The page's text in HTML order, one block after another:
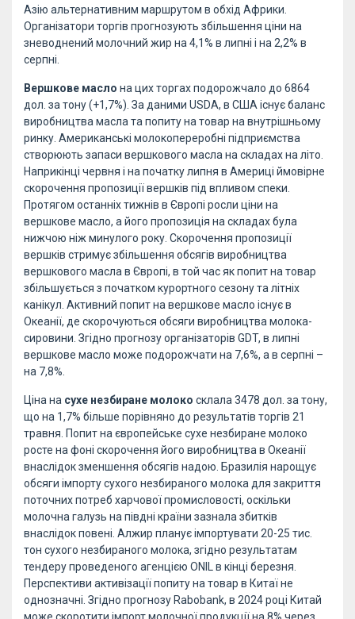
Азію альтернативним маршрутом в обхід Африки.
Організатори торгів прогнозують збільшення ціни на
зневоднений молочний жир на 4,1% в липні і на 2,2% в
серпні.
Вершкове масло на цих торгах подорожчало до 6864
дол. за тону (+1,7%). За даними USDA, в США існує баланс
виробництва масла та попиту на товар на внутрішньому
ринку. Американські молокопереробні підприємства
створюють запаси вершкового масла на складах на літо.
Наприкінці червня і на початку липня в Америці ймовірне
скорочення пропозиції вершків під впливом спеки.
Протягом останніх тижнів в Європі росли ціни на
вершкове масло, а його пропозиція на складах була
нижчою ніж минулого року. Скорочення пропозиції
вершків стримує збільшення обсягів виробництва
вершкового масла в Європі, в той час як попит на товар
збільшується з початком курортного сезону та літніх
канікул. Активний попит на вершкове масло існує в
Океанії, де скорочуються обсяги виробництва молока-
сировини. Згідно прогнозу організаторів GDT, в липні
вершкове масло може подорожчати на 7,6%, а в серпні –
на 7,8%.
Ціна на сухе незбиране молоко склала 3478 дол. за тону,
що на 1,7% більше порівняно до результатів торгів 21
травня. Попит на європейське сухе незбиране молоко
росте на фоні скорочення його виробництва в Океанії
внаслідок зменшення обсягів надою. Бразилія нарощує
обсяги імпорту сухого незбираного молока для закриття
поточних потреб харчової промисловості, оскільки
молочна галузь на півдні країни зазнала збитків
внаслідок повені. Алжир планує імпортувати 20-25 тис.
тон сухого незбираного молока, згідно результатам
тендеру проведеного агенцією ONIL в кінці березня.
Перспективи активізації попиту на товар в Китаї не
однозначні. Згідно прогнозу Rabobank, в 2024 році Китай
може скоротити імпорт молочної продукції на 8% через